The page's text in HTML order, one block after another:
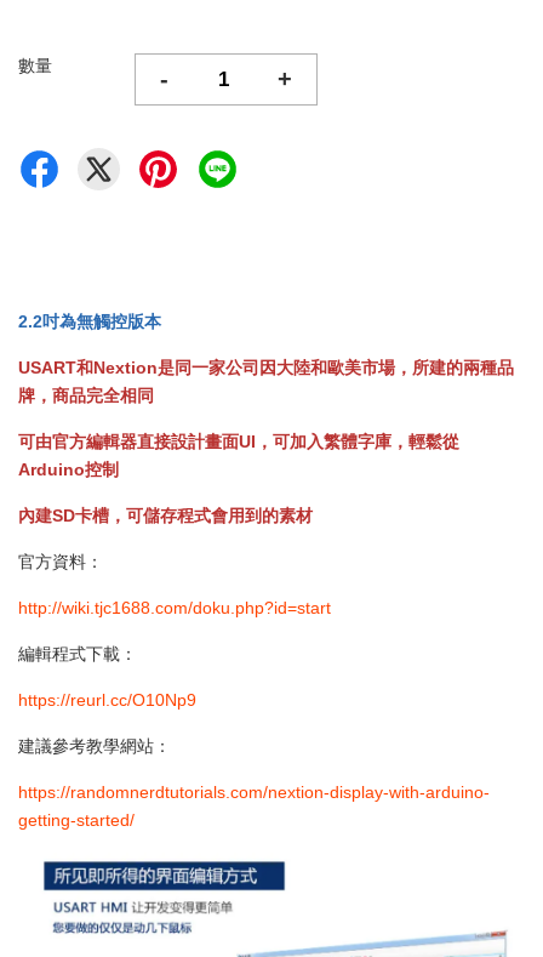
數量 - +
2.2吋為無觸控版本
USART和Nextion是同一家公司因大陸和歐美市場，所建的兩種品
牌，商品完全相同
可由官方編輯器直接設計畫面UI，可加入繁體字庫，輕鬆從
Arduino控制
內建SD卡槽，可儲存程式會用到的素材
官方資料：
http://wiki.tjc1688.com/doku.php?id=start
編輯程式下載：
https://reurl.cc/O10Np9
建議參考教學網站：
https://randomnerdtutorials.com/nextion-display-with-arduino-
getting-started/